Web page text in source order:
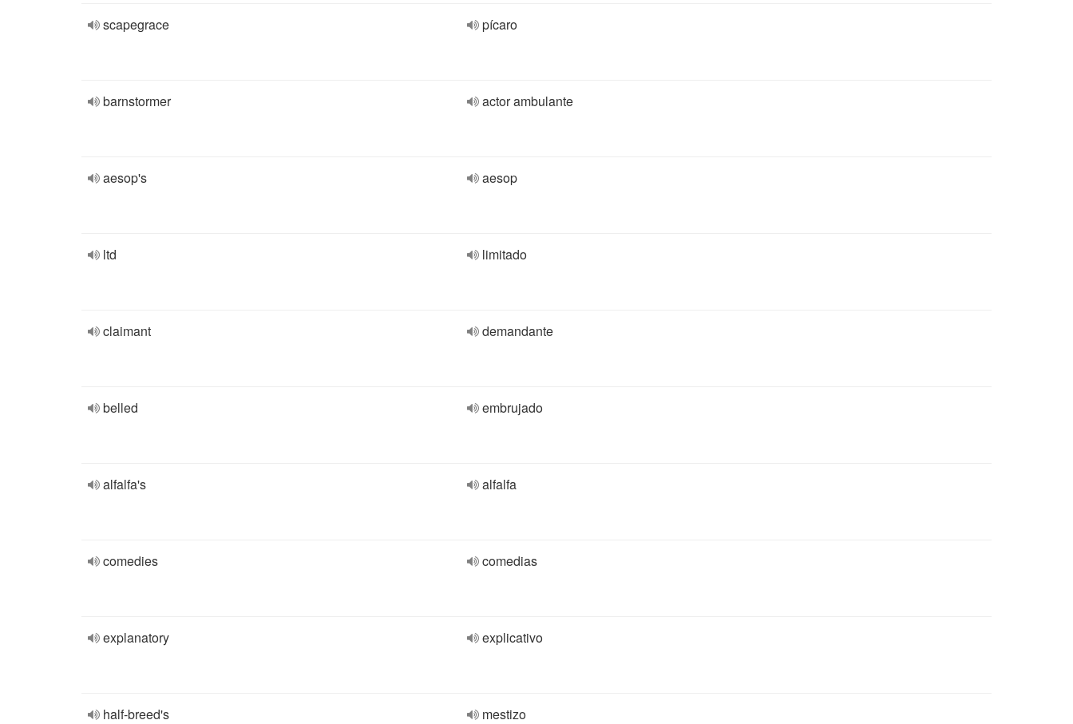
scapegrace pícaro
barnstormer actor ambulante
aesop's aesop
ltd limitado
claimant demandante
belled embrujado
alfalfa's alfalfa
comedies comedias
explanatory explicativo
half-breed's mestizo